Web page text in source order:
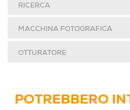
RICERCA
MACCHINA FOTOGRAFICA
OTTURATORE
POTREBBERO